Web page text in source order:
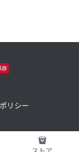
存
リシー